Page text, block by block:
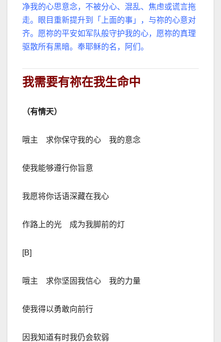
净我的心思意念，不被分心、混乱、焦虑或谎言拖
走。眼目重新提升到「上面的事」，与祢的心意对
齐。愿祢的平安如军队般守护我的心，愿祢的真理
驱散所有黑暗。奉耶稣的名，阿们。
我需要有祢在我生命中
（有情天）
哦主 求你保守我的心 我的意念
使我能够遵行你旨意
我愿将你话语深藏在我心
作路上的光 成为我脚前的灯
[B]
哦主 求你坚固我信心 我的力量
使我得以勇敢向前行
因我知道有时我仍会软弱